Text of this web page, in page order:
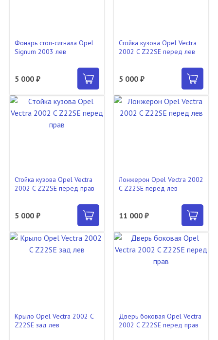
Фонарь стоп-сигнала Opel
Signum 2003 лев
5 000 ₽
Стойка кузова Opel Vectra
2002 C Z22SE перед лев
5 000 ₽
Стойка кузова Opel Vectra
2002 C Z22SE перед прав
5 000 ₽
Лонжерон Opel Vectra 2002
C Z22SE перед лев
11 000 ₽
Крыло Opel Vectra 2002 C
Z22SE зад лев
Дверь боковая Opel Vectra
2002 C Z22SE перед прав